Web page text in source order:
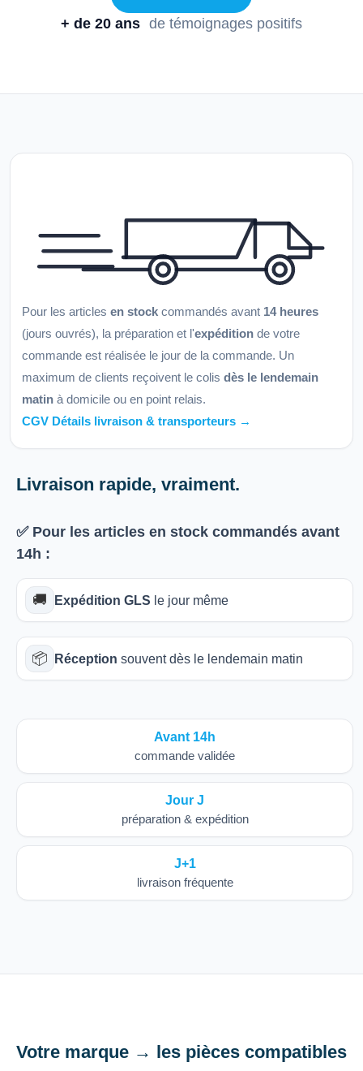
+ de 20 ans de témoignages positifs
Pour les articles en stock commandés avant 14 heures
(jours ouvrés), la préparation et l'expédition de votre
commande est réalisée le jour de la commande. Un
maximum de clients reçoivent le colis dès le lendemain
matin à domicile ou en point relais.
CGV Détails livraison & transporteurs →
Livraison rapide, vraiment.
✅ Pour les articles en stock commandés avant
14h :
🚚 Expédition GLS le jour même
📦 Réception souvent dès le lendemain matin
Avant 14h
commande validée
Jour J
préparation & expédition
J+1
livraison fréquente
Votre marque → les pièces compatibles